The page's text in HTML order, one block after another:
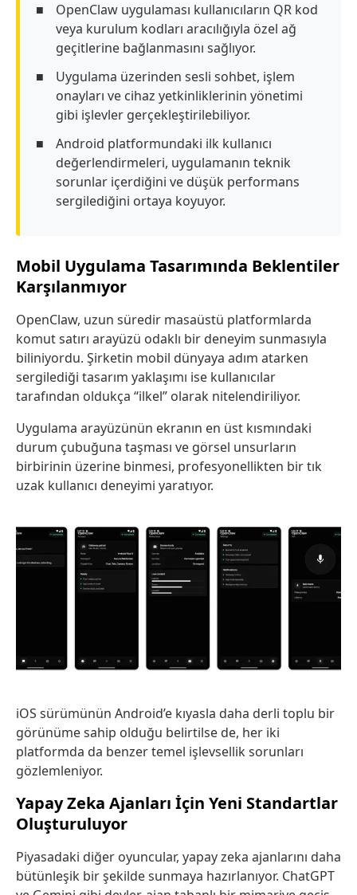
OpenClaw uygulaması kullanıcıların QR kod
veya kurulum kodları aracılığıyla özel ağ
geçitlerine bağlanmasını sağlıyor.
Uygulama üzerinden sesli sohbet, işlem
onayları ve cihaz yetkinliklerinin yönetimi
gibi işlevler gerçekleştirilebiliyor.
Android platformundaki ilk kullanıcı
değerlendirmeleri, uygulamanın teknik
sorunlar içerdiğini ve düşük performans
sergilediğini ortaya koyuyor.
Mobil Uygulama Tasarımında Beklentiler
Karşılanmıyor
OpenClaw, uzun süredir masaüstü platformlarda
komut satırı arayüzü odaklı bir deneyim sunmasıyla
biliniyordu. Şirketin mobil dünyaya adım atarken
sergilediği tasarım yaklaşımı ise kullanıcılar
tarafından oldukça “ilkel” olarak nitelendiriliyor.
Uygulama arayüzünün ekranın en üst kısmındaki
durum çubuğuna taşması ve görsel unsurların
birbirinin üzerine binmesi, profesyonellikten bir tık
uzak kullanıcı deneyimi yaratıyor.
iOS sürümünün Android’e kıyasla daha derli toplu bir
görünüme sahip olduğu belirtilse de, her iki
platformda da benzer temel işlevsellik sorunları
gözlemleniyor.
Yapay Zeka Ajanları İçin Yeni Standartlar
Oluşturuluyor
Piyasadaki diğer oyuncular, yapay zeka ajanlarını daha
bütünleşik bir şekilde sunmaya hazırlanıyor. ChatGPT